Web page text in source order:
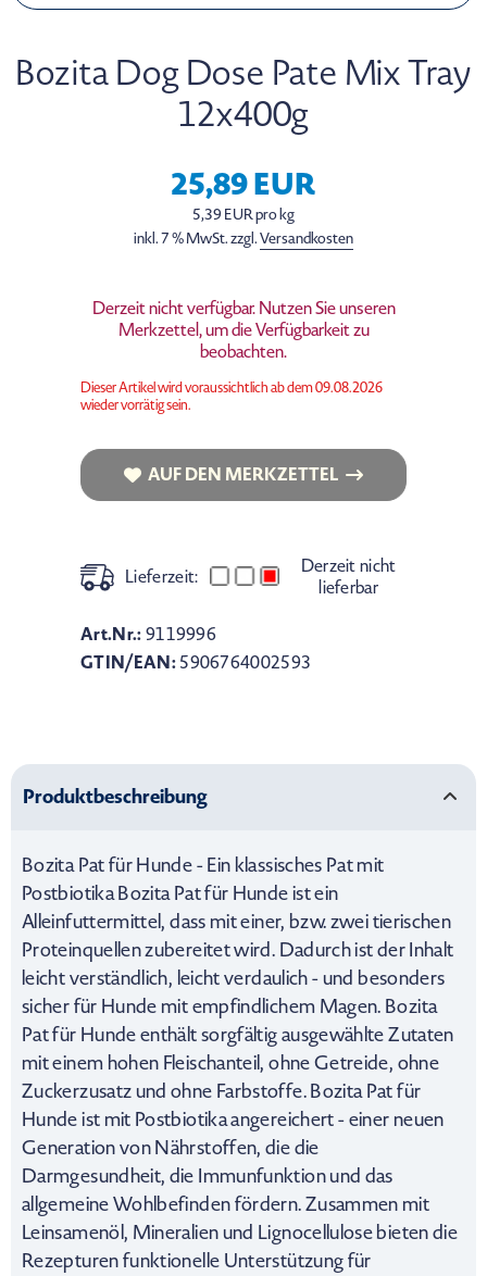
Bozita Dog Dose Pate Mix Tray
12x400g
25,89 EUR
5,39 EUR pro kg
inkl. 7 % MwSt. zzgl.Versandkosten
Derzeit nicht verfügbar. Nutzen Sie unseren
Merkzettel, um die Verfügbarkeit zu
beobachten.
Dieser Artikel wird voraussichtlich ab dem 09.08.2026
wieder vorrätig sein.
AUF DEN MERKZETTEL
AUF DEN MERKZETTEL
Lieferzeit:
Derzeit nicht
lieferbar
Art.Nr.:9119996
GTIN/EAN:5906764002593
Produktbeschreibung
Bozita Pat für Hunde - Ein klassisches Pat mit
Postbiotika Bozita Pat für Hunde ist ein
Alleinfuttermittel, dass mit einer, bzw. zwei tierischen
Proteinquellen zubereitet wird. Dadurch ist der Inhalt
leicht verständlich, leicht verdaulich - und besonders
sicher für Hunde mit empfindlichem Magen. Bozita
Pat für Hunde enthält sorgfältig ausgewählte Zutaten
mit einem hohen Fleischanteil, ohne Getreide, ohne
Zuckerzusatz und ohne Farbstoffe. Bozita Pat für
Hunde ist mit Postbiotika angereichert - einer neuen
Generation von Nährstoffen, die die
Darmgesundheit, die Immunfunktion und das
allgemeine Wohlbefinden fördern. Zusammen mit
Leinsamenöl, Mineralien und Lignocellulose bieten die
Rezepturen funktionelle Unterstützung für